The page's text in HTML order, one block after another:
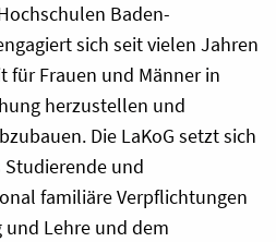
Baden-
sich seit vielen Jahren
für Frauen und Männer in
herzustellen und
Die LaKoG setzt sich
und
familiäre Verpflichtungen
Lehre und dem